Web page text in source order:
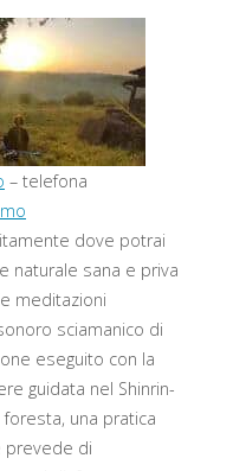
– telefona
dove potrai
naturale sana e priva
meditazioni
sciamanico di
eseguito con la
guidata nel Shinrin-
una pratica
prevede di